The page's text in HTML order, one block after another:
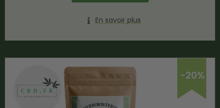
En savoir plus
-20%